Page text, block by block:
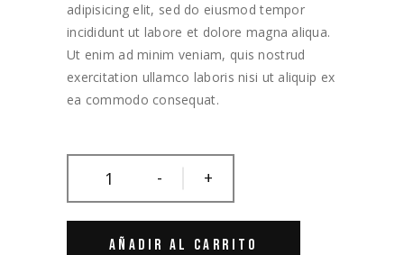
adipisicing elit, sed do eiusmod tempor
incididunt ut labore et dolore magna aliqua.
Ut enim ad minim veniam, quis nostrud
exercitation ullamco laboris nisi ut aliquip ex
ea commodo consequat.
- +
AÑADIR AL CARRITO